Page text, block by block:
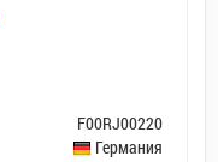
F00RJ00220
Германия